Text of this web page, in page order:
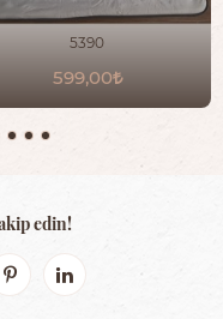
5390
599,00
edin!